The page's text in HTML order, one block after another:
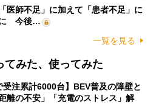
医師不足」に加えて「患者不足」に
に 今後…
一覧を見る
てみた、使ってみた
受注累計6000台】BEV普及の障壁と
離の不安」「充電のストレス」解